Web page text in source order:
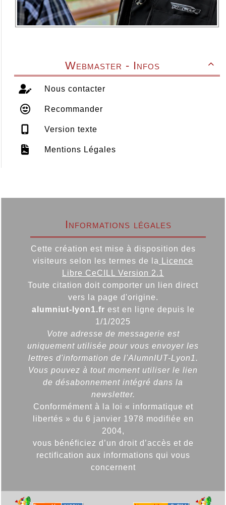

Webmaster - Infos
Nous contacter
Recommander
Version texte
Mentions Légales
Informations légales
Cette création est mise à disposition des
visiteurs selon les termes de la
Licence
Libre CeCILL Version 2.1
Toute citation doit comporter un lien direct
vers la page d'origine.
alumniut-lyon1.fr est en ligne depuis le
1/1/2025
Votre adresse de messagerie est
uniquement utilisée pour vous envoyer les
lettres d'information de l'AlumnIUT-Lyon1.
Vous pouvez à tout moment utiliser le lien
de désabonnement intégré dans la
newsletter.
Conformément à la loi « informatique et
libertés » du 6 janvier 1978 modifiée en
2004,
vous bénéficiez d’un droit d’accès et de
rectification aux informations qui vous
concernent